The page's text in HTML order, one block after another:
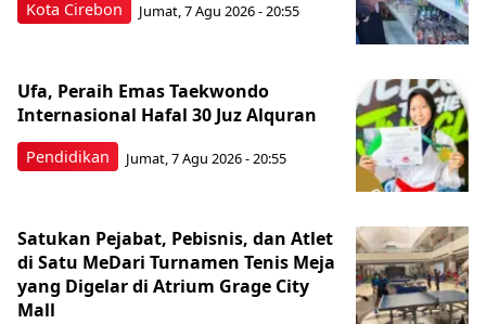
Kota Cirebon Jumat, 7 Agu 2026 - 20:55
Pendidikan
Ufa, Peraih Emas Taekwondo
Internasional Hafal 30 Juz Alquran
Jumat, 7 Agu 2026 - 20:55
Satukan Pejabat, Pebisnis, dan Atlet
di Satu MeDari Turnamen Tenis Meja
yang Digelar di Atrium Grage City
Mall